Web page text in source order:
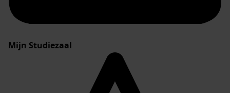
Mijn Studiezaal